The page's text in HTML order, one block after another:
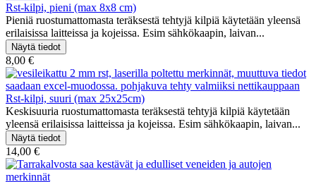
Rst-kilpi, pieni (max 8x8 cm)
Pieniä ruostumattomasta teräksestä tehtyjä kilpiä käytetään yleensä
erilaisissa laitteissa ja kojeissa. Esim sähkökaapin, laivan...
8,00 €
Rst-kilpi, suuri (max 25x25cm)
Keskisuuria ruostumattomasta teräksestä tehtyjä kilpiä käytetään
yleensä erilaisissa laitteissa ja kojeissa. Esim sähkökaapin, laivan...
14,00 €